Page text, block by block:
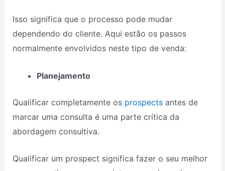
Isso significa que o processo pode mudar
dependendo do cliente. Aqui estão os passos
normalmente envolvidos neste tipo de venda:
Planejamento
Qualificar completamente os prospectsantes de
marcar uma consulta é uma parte crítica da
abordagem consultiva.
Qualificar um prospect significa fazer o seu melhor